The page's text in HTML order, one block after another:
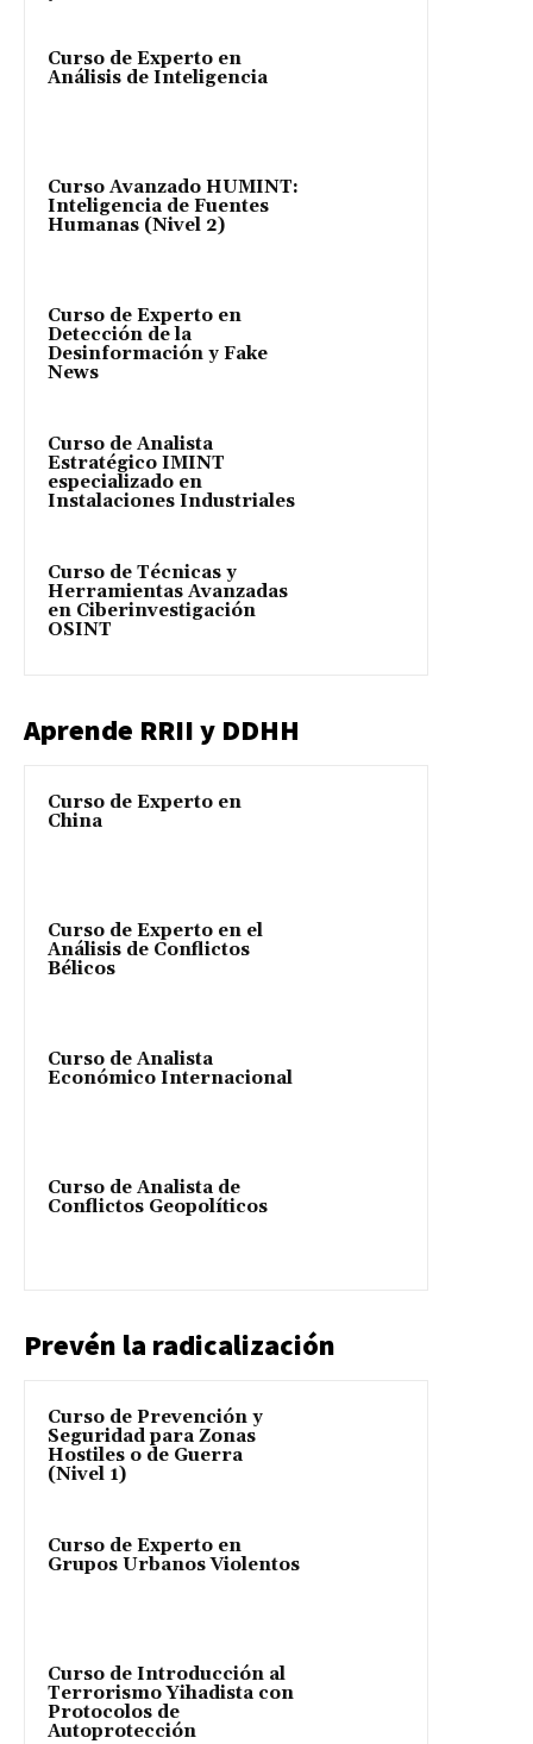
Curso de Experto en
Análisis de Inteligencia
Curso Avanzado HUMINT:
Inteligencia de Fuentes
Humanas (Nivel 2)
Curso de Experto en
Detección de la
Desinformación y Fake
News
Curso de Analista
Estratégico IMINT
especializado en
Instalaciones Industriales
Curso de Técnicas y
Herramientas Avanzadas
en Ciberinvestigación
OSINT
Aprende RRII y DDHH
Curso de Experto en
China
Curso de Experto en el
Análisis de Conflictos
Bélicos
Curso de Analista
Económico Internacional
Curso de Analista de
Conflictos Geopolíticos
Prevén la radicalización
Curso de Prevención y
Seguridad para Zonas
Hostiles o de Guerra
(Nivel 1)
Curso de Experto en
Grupos Urbanos Violentos
Curso de Introducción al
Terrorismo Yihadista con
Protocolos de
Autoprotección